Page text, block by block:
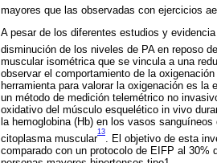
mayores que las observadas con ejercicios
A pesar de los diferentes estudios y
disminución de los niveles de PA en reposo
muscular isométrica que se vincula a una
observar el comportamiento de la
herramienta para valorar la oxigenación es
un método de medición telemétrico no
oxidativo del músculo esquelético in vivo
la hemoglobina (Hb) en los vasos
citoplasma muscular
13
. El objetivo de esta
comparado con un protocolo de EIFP al 30%